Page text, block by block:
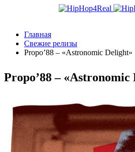
Главная
Свежие релизы
Propo’88 – «Astronomic Delight»
Propo’88 – «Astronomic